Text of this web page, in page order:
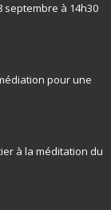
septembre à 14h30
pour une
à la méditation du